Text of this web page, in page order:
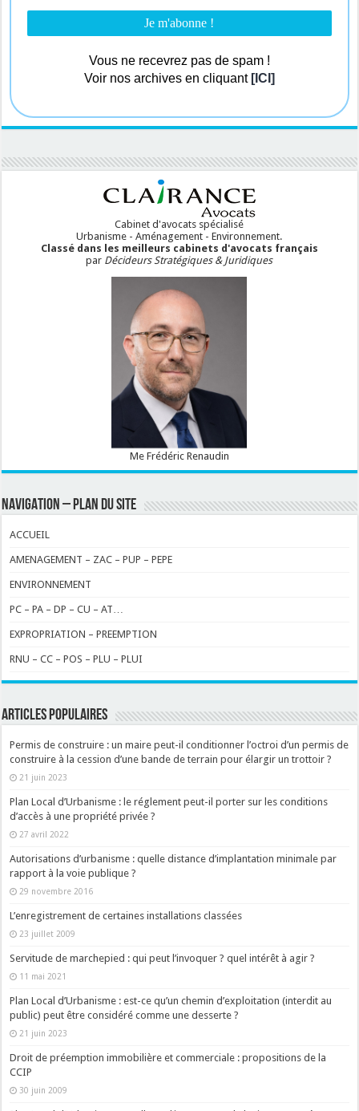
Vous ne recevrez pas de spam !
Voir nos archives en cliquant [ICI]
Cabinet d'avocats spécialisé
Urbanisme - Aménagement - Environnement.
Classé dans les meilleurs cabinets d'avocats français
par Décideurs Stratégiques & Juridiques
Me Frédéric Renaudin
NAVIGATION – PLAN DU SITE
ACCUEIL
AMENAGEMENT – ZAC – PUP – PEPE
ENVIRONNEMENT
PC – PA – DP – CU – AT…
EXPROPRIATION – PREEMPTION
RNU – CC – POS – PLU – PLUI
ARTICLES POPULAIRES
Permis de construire : un maire peut-il conditionner l’octroi d’un permis de
construire à la cession d’une bande de terrain pour élargir un trottoir ?
21 juin 2023
Plan Local d’Urbanisme : le réglement peut-il porter sur les conditions
d’accès à une propriété privée ?
27 avril 2022
Autorisations d’urbanisme : quelle distance d’implantation minimale par
rapport à la voie publique ?
29 novembre 2016
L’enregistrement de certaines installations classées
23 juillet 2009
Servitude de marchepied : qui peut l’invoquer ? quel intérêt à agir ?
11 mai 2021
Plan Local d’Urbanisme : est-ce qu’un chemin d’exploitation (interdit au
public) peut être considéré comme une desserte ?
21 juin 2023
Droit de préemption immobilière et commerciale : propositions de la
CCIP
30 juin 2009